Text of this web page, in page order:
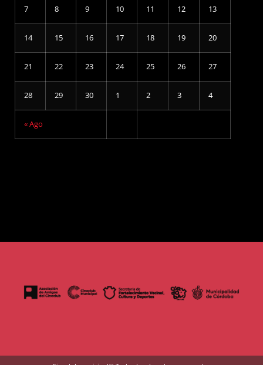
« Ago
7 8 9 10 11 12 13
14 15 16 17 18 19 20
21 22 23 24 25 26 27
28 29 30 1 2 3 4